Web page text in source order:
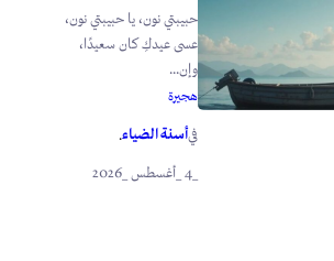
حبيبتي نون، يا حبيبتي نون،
عسى عيدكِ كان سعيدًا،
وإن...
هجيرة
فيأسنة الضياء.
_4 _أغسطس _2026